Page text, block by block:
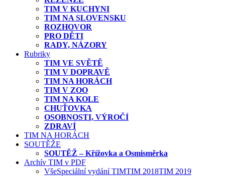
TIM V KUCHYNI
TIM NA SLOVENSKU
ROZHOVOR
PRO DĚTI
RADY, NÁZORY
Rubriky
TIM VE SVĚTĚ
TIM V DOPRAVĚ
TIM NA HORÁCH
TIM V ZOO
TIM NA KOLE
CHUŤOVKA
OSOBNOSTI, VÝROČÍ
ZDRAVÍ
TIM NA HORÁCH
SOUTĚŽE
SOUTĚŽ – Křížovka a Osmisměrka
Archív TIM v PDF
VšeSpeciální vydání TIMTIM 2018TIM 2019